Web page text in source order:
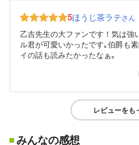
5ほうじ茶ラテさん
乙吉先生の大ファンです！気は強
ル君が可愛いかったです｡伯爵も
イの話も読みたかったなぁ｡
レビューをも
みんなの感想